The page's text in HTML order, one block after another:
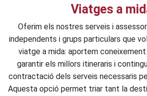
Viatges a
Oferim els nostres serveis i
independents i grups particulars que
viatge a mida: aportem
garantir els millors itineraris i
contractació dels serveis necessaris
Aquesta opció permet triar tant la